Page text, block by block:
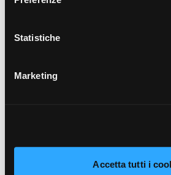
unicamente i cookie necessari alla
funzionamento, puoi prendere
Statistiche
Marketing
Accetta tutti i